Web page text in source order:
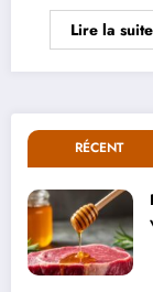
Lire la suite
RÉCENT